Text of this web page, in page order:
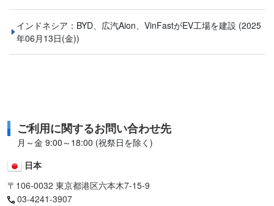
インドネシア：BYD、広汽Aion、VinFastがEV工場を建設 (2025
年06月13日(金))
ご利用に関するお問い合わせ先
月～金 9:00～18:00 (祝祭日を除く)
日本
〒106-0032 東京都港区六本木7-15-9
03-4241-3907